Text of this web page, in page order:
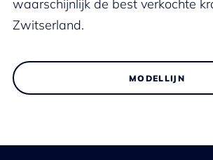
waarschijnlijk de best verkochte
Zwitserland.
MODELLIJN